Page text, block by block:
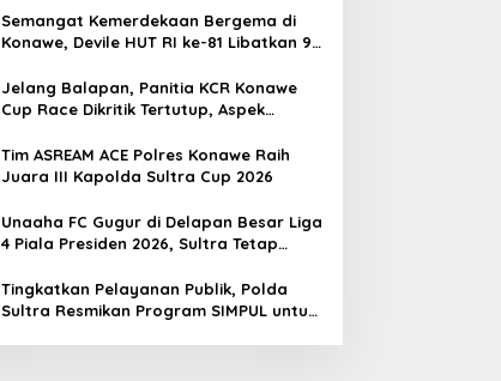
Semangat Kemerdekaan Bergema di
Konawe, Devile HUT RI ke-81 Libatkan 98
Jelang Balapan, Panitia KCR Konawe
Cup Race Dikritik Tertutup, Aspek
Tim ASREAM ACE Polres Konawe Raih
Juara III Kapolda Sultra Cup 2026
Unaaha FC Gugur di Delapan Besar Liga
4 Piala Presiden 2026, Sultra Tetap
Tingkatkan Pelayanan Publik, Polda
Sultra Resmikan Program SIMPUL untuk